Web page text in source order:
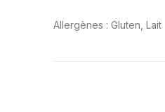
Allergènes : Gluten, Lait